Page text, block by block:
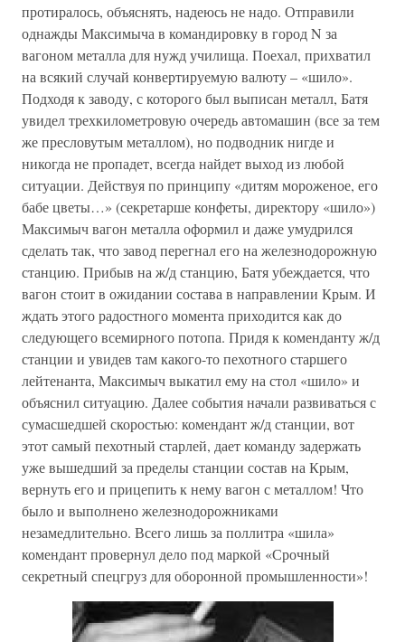
протиралось, объяснять, надеюсь не надо. Отправили
однажды Максимыча в командировку в город N за
вагоном металла для нужд училища. Поехал, прихватил
на всякий случай конвертируемую валюту – «шило».
Подходя к заводу, с которого был выписан металл, Батя
увидел трехкилометровую очередь автомашин (все за тем
же пресловутым металлом), но подводник нигде и
никогда не пропадет, всегда найдет выход из любой
ситуации. Действуя по принципу «дитям мороженое, его
бабе цветы…» (секретарше конфеты, директору «шило»)
Максимыч вагон металла оформил и даже умудрился
сделать так, что завод перегнал его на железнодорожную
станцию. Прибыв на ж/д станцию, Батя убеждается, что
вагон стоит в ожидании состава в направлении Крым. И
ждать этого радостного момента приходится как до
следующего всемирного потопа. Придя к коменданту ж/д
станции и увидев там какого-то пехотного старшего
лейтенанта, Максимыч выкатил ему на стол «шило» и
объяснил ситуацию. Далее события начали развиваться с
сумасшедшей скоростью: комендант ж/д станции, вот
этот самый пехотный старлей, дает команду задержать
уже вышедший за пределы станции состав на Крым,
вернуть его и прицепить к нему вагон с металлом! Что
было и выполнено железнодорожниками
незамедлительно. Всего лишь за поллитра «шила»
комендант провернул дело под маркой «Срочный
секретный спецгруз для оборонной промышленности»!